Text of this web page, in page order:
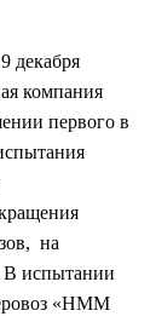
декабря
компания
первого в
на
В испытании
«HMM